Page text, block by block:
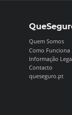
Quem Somos
Como Funciona
Informação
Contacto
queseguro.pt